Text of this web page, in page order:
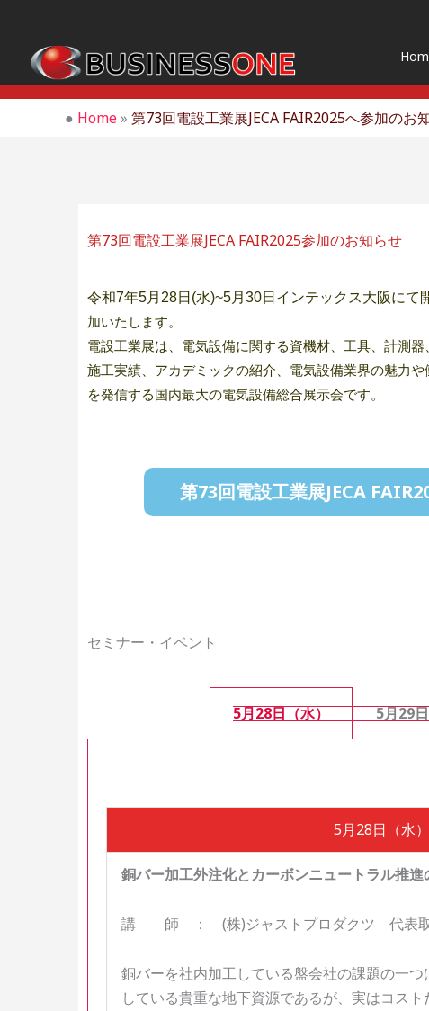
ス
● Home» 第73回電設工業展JECA FAIR2025へ参加のお
第73回電設工業展JECA FAIR2025参加のお知らせ
令和7年5月28日(水)~5月30日インテックス大阪にて
加いたします。
電設工業展は、電気設備に関する資機材、工具、計測
施工実績、アカデミックの紹介、電気設備業界の魅力
を発信する国内最大の電気設備総合展示会です。
第73回電設工業展JECA
セミナー・イベント
5月28日（水） 5月29
5月28日（水
銅バー加工外注化とカーボンニュートラル推
講 師 ： (株)ジャストプロダクツ 代表取
銅バーを社内加工している盤会社の課題の一
している貴重な地下資源であるが、実はコス